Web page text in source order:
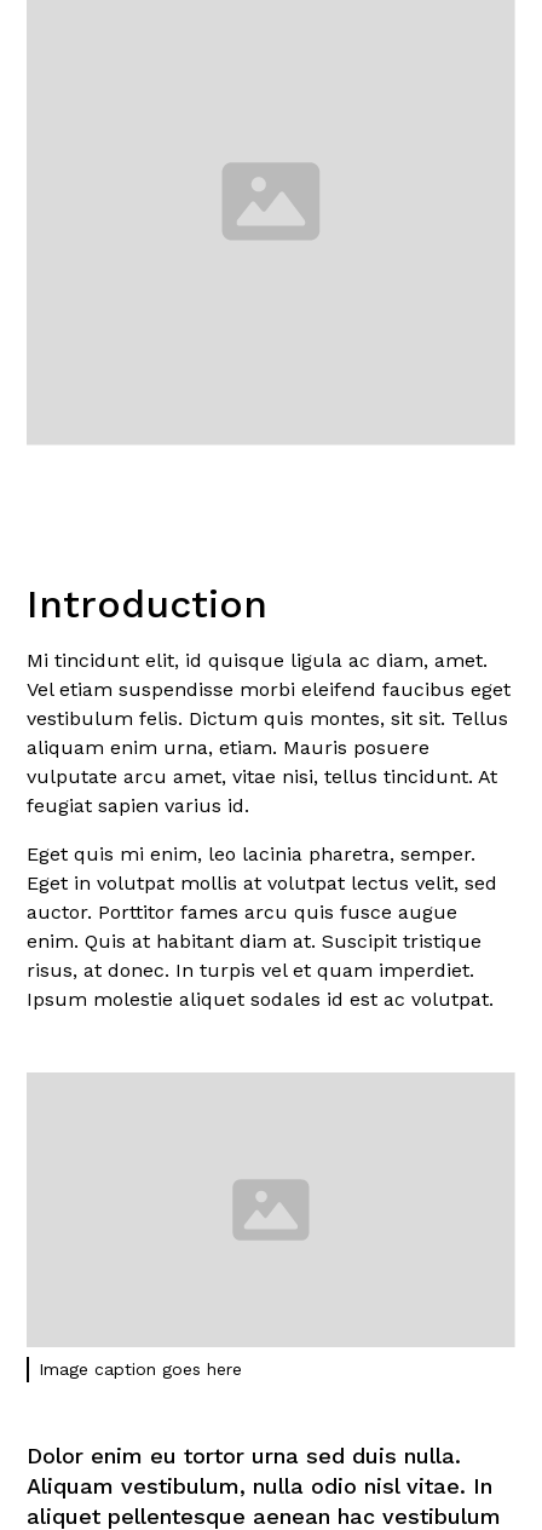
Introduction
Mi tincidunt elit, id quisque ligula ac diam, amet.
Vel etiam suspendisse morbi eleifend faucibus eget
vestibulum felis. Dictum quis montes, sit sit. Tellus
aliquam enim urna, etiam. Mauris posuere
vulputate arcu amet, vitae nisi, tellus tincidunt. At
feugiat sapien varius id.
Eget quis mi enim, leo lacinia pharetra, semper.
Eget in volutpat mollis at volutpat lectus velit, sed
auctor. Porttitor fames arcu quis fusce augue
enim. Quis at habitant diam at. Suscipit tristique
risus, at donec. In turpis vel et quam imperdiet.
Ipsum molestie aliquet sodales id est ac volutpat.
Image caption goes here
Dolor enim eu tortor urna sed duis nulla.
Aliquam vestibulum, nulla odio nisl vitae. In
aliquet pellentesque aenean hac vestibulum